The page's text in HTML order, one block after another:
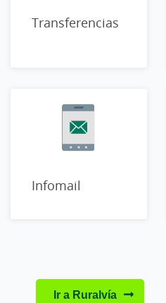
Transferencias
Infomail
Ir a Ruralvía